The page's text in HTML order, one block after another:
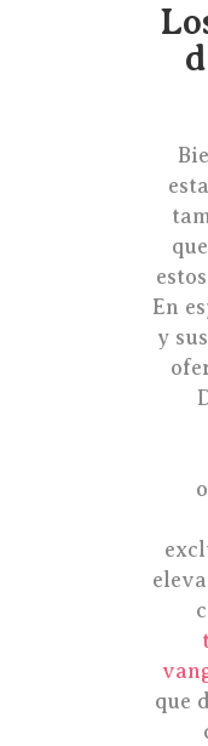
En
y
que